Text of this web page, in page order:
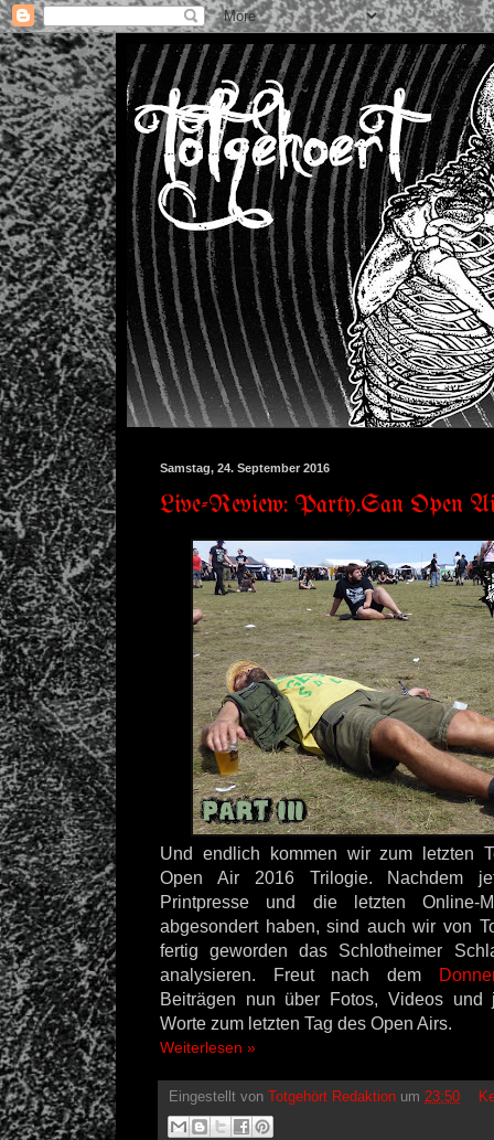
Samstag, 24. September 2016
Live-Review: Party.San Open
Und endlich kommen wir zum letzten
Open Air 2016 Trilogie. Nachdem
Printpresse und die letzten Online-
abgesondert haben, sind auch wir von
fertig geworden das Schlotheimer
analysieren. Freut nach dem
Beiträgen nun über Fotos, Videos und
Worte zum letzten Tag des Open Airs.
Weiterlesen »
Eingestellt von Totgehört Redaktion um 23:50